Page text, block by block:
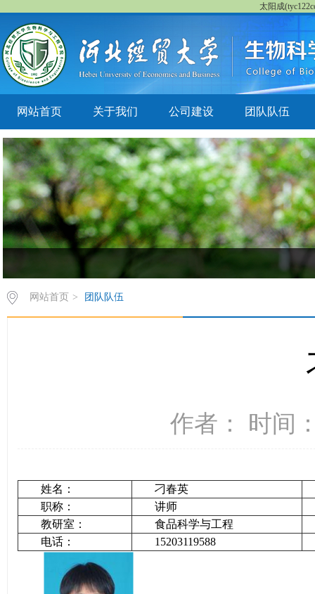
太阳成
网站首页 关于我们 公司建设 团队队伍
网站首页 > 团队队伍
作者： 时间
姓名：
刁春英
职称：
讲师
教研室：
食品科学与工程
电话：
15203119588